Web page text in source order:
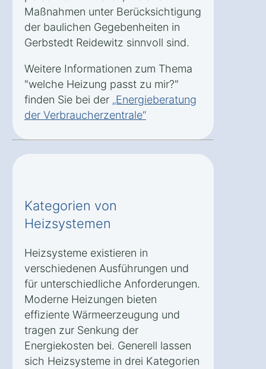
Maßnahmen unter Berücksichtigung
der baulichen Gegebenheiten in
Gerbstedt Reidewitz sinnvoll sind.
Weitere Informationen zum Thema
"welche Heizung passt zu mir?"
finden Sie bei der „Energieberatung
der Verbraucherzentrale“
Kategorien von
Heizsystemen
Heizsysteme existieren in
verschiedenen Ausführungen und
für unterschiedliche Anforderungen.
Moderne Heizungen bieten
effiziente Wärmeerzeugung und
tragen zur Senkung der
Energiekosten bei. Generell lassen
sich Heizsysteme in drei Kategorien